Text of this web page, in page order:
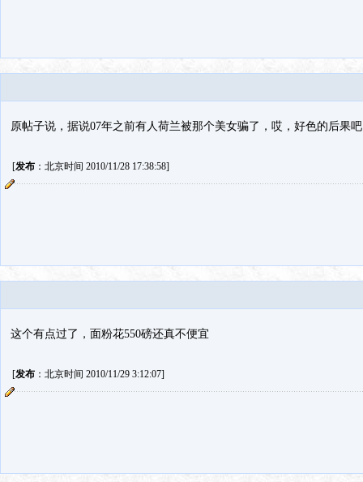
原帖子说，据说07年之前有人荷兰被那个美女骗了，哎，好色的后果吧
[发布：北京时间 2010/11/28 17:38:58]
这个有点过了，面粉花550磅还真不便宜
[发布：北京时间 2010/11/29 3:12:07]